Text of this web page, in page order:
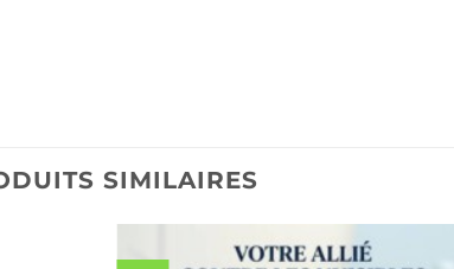
SIMILAIRES